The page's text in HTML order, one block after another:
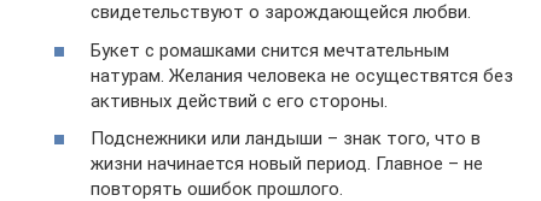
свидетельствуют о зарождающейся любви.
Букет с ромашками снится мечтательным
натурам. Желания человека не осуществятся без
активных действий с его стороны.
Подснежники или ландыши – знак того, что в
жизни начинается новый период. Главное – не
повторять ошибок прошлого.